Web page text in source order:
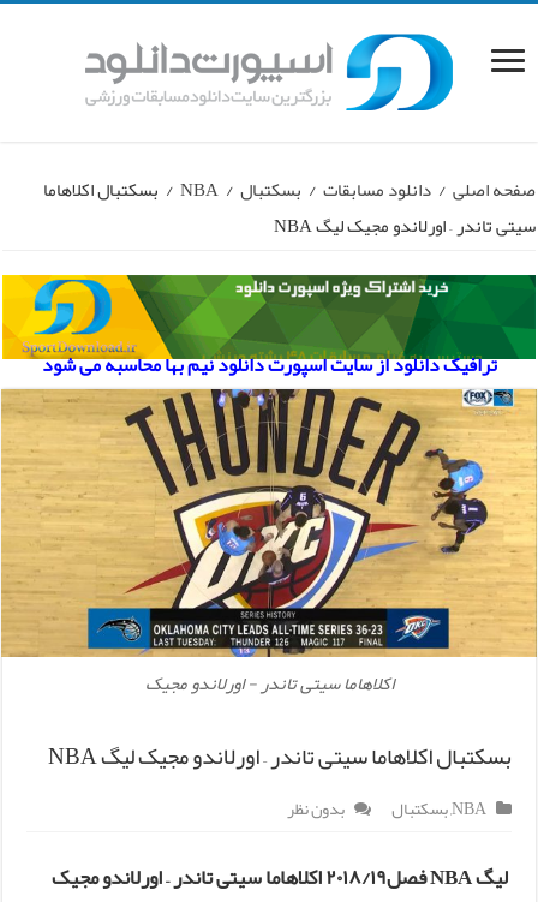
صفحه اصلی / دانلود مسابقات / بسکتبال /
NBA
/ بسکتبال اکلاهاما
سیتی تاندر – اورلاندو مجیک لیگ NBA
ترافیک دانلود از سایت اسپورت دانلود نیم بها محاسبه می شود
اکلاهاما سیتی تاندر - اورلاندو مجیک
بسکتبال اکلاهاما سیتی تاندر – اورلاندو مجیک لیگ NBA
NBA
,بسکتبال بدون نظر
لیگ NBA فصل۲۰۱۸/۱۹ اکلاهاما سیتی تاندر – اورلاندو مجیک